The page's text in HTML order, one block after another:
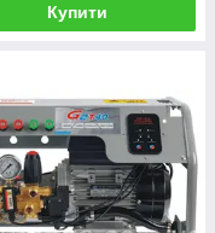
Купити